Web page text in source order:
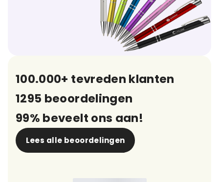
100.000+ tevreden klanten
1295 beoordelingen
99% beveelt ons aan!
Lees alle beoordelingen